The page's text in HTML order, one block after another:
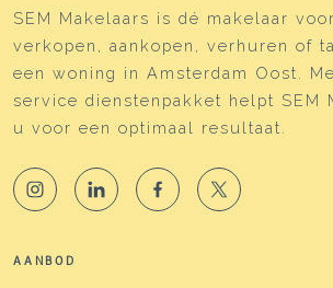
SEM Makelaars is dé makelaar
verkopen, aankopen, verhuren of
een woning in Amsterdam Oost.
service dienstenpakket helpt SEM
u voor een optimaal resultaat.
AANBOD